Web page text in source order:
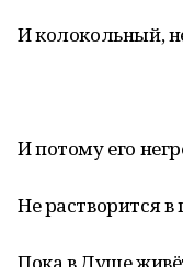
И колокольный,
И потому его
Не растворится в